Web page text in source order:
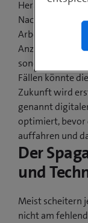
Nachtschichten,
Arbeit. Im
Anzahl
sondern es
Fällen könnte
Zukunft wird
genannt
optimiert, bevor
auffahren und
Der
und
Meist scheitern
nicht am